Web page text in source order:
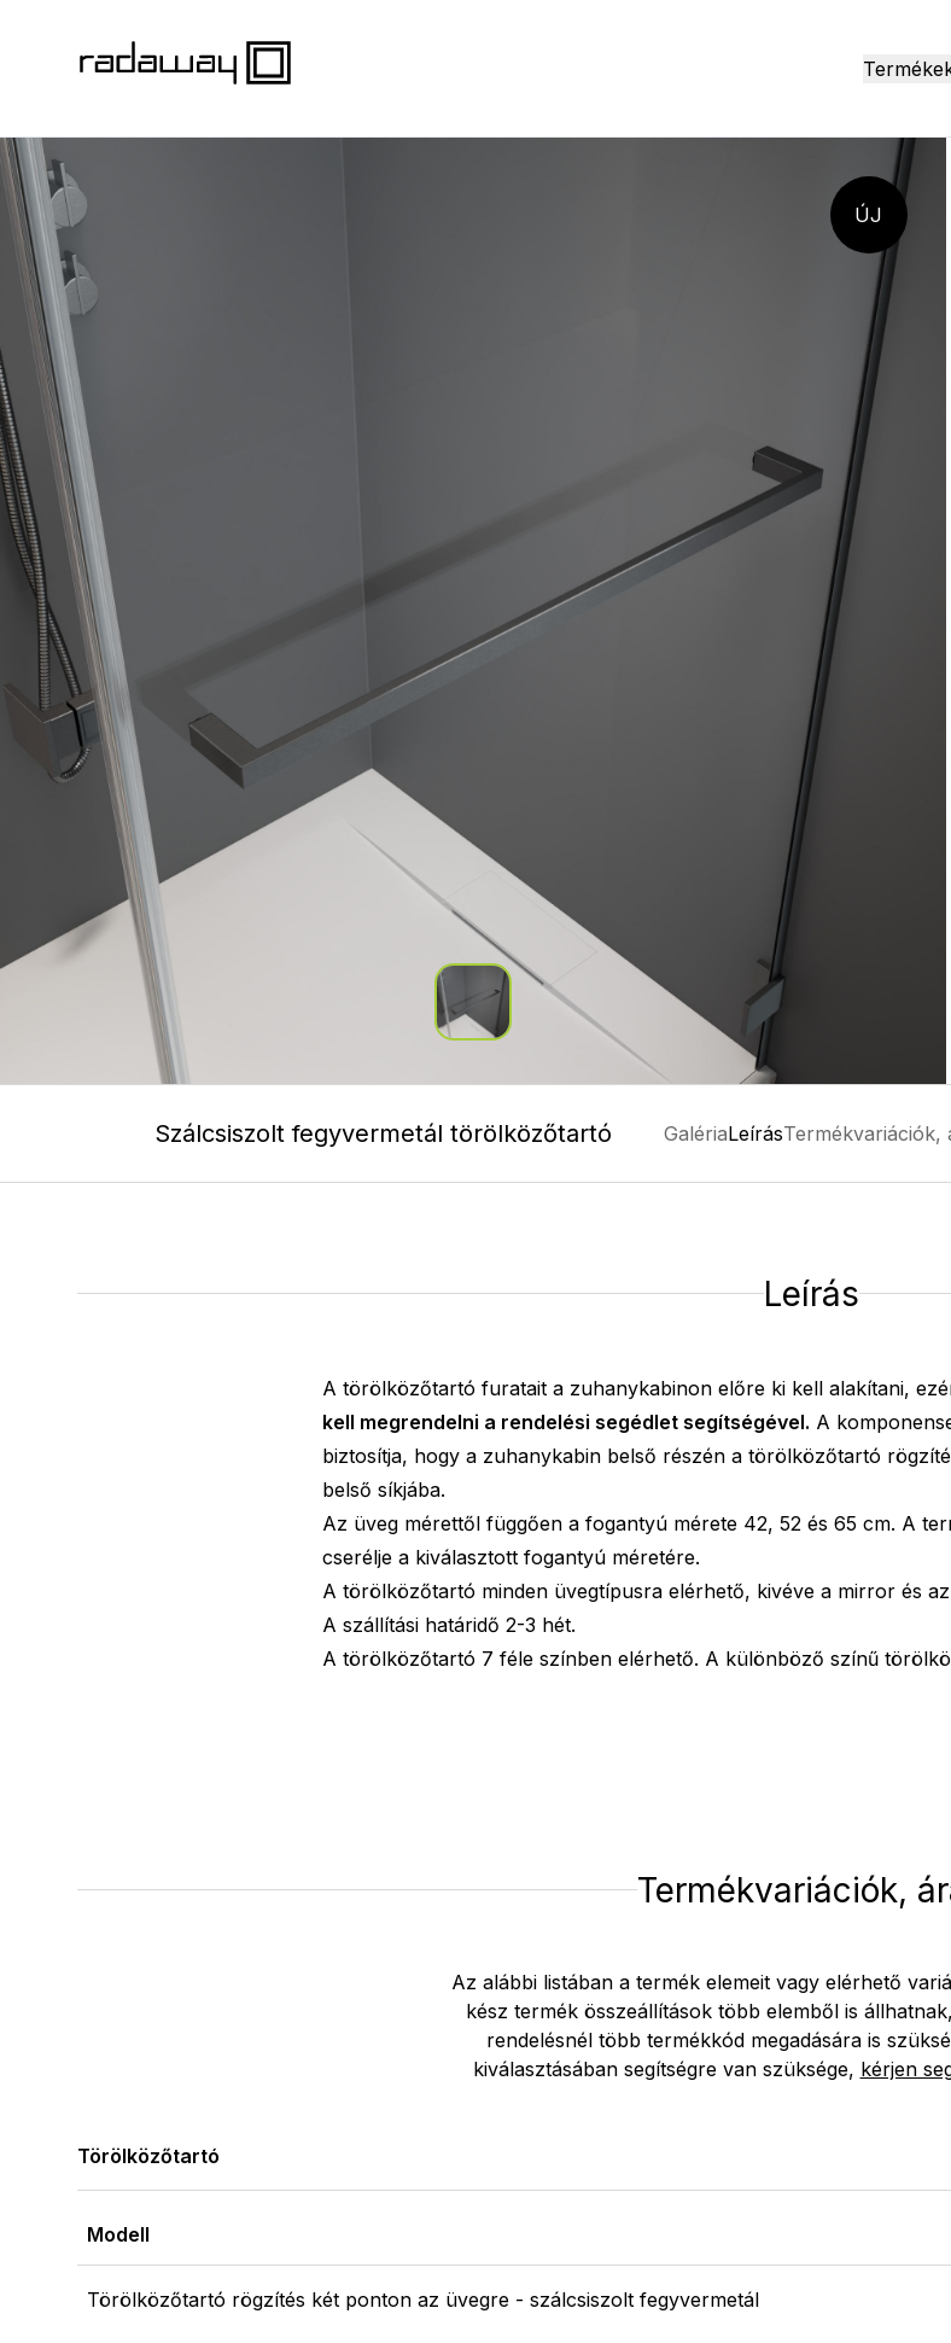
ÚJ
Szálcsiszolt fegyvermetál törölközőtartó GalériaLeírásTermékvariációk,
Leírás
A törölközőtartó furatait a zuhanykabinon előre ki kell alakítani,
kell megrendelni a rendelési segédletsegítségével. A
biztosítja, hogy a zuhanykabin belső részén a törölközőtartó
belső síkjába.
Az üveg mérettől függően a fogantyú mérete 42, 52 és 65 cm. A
cserélje a kiválasztott fogantyú méretére.
A törölközőtartó minden üvegtípusraelérhető, kivéve a mirror és
A szállítási határidő 2-3 hét.
A törölközőtartó 7 féle színben elérhető. A különböző színű
Termékvariációk,
Az alábbi listában a termék elemeit vagy elérhető
kész termék összeállítások több elemből is
rendelésnél több termékkód megadására is
kiválasztásában segítségre van szüksége, kérjen
Törölközőtartó
Modell
Törölközőtartó rögzítés két ponton az üvegre - szálcsiszolt fegyvermetál